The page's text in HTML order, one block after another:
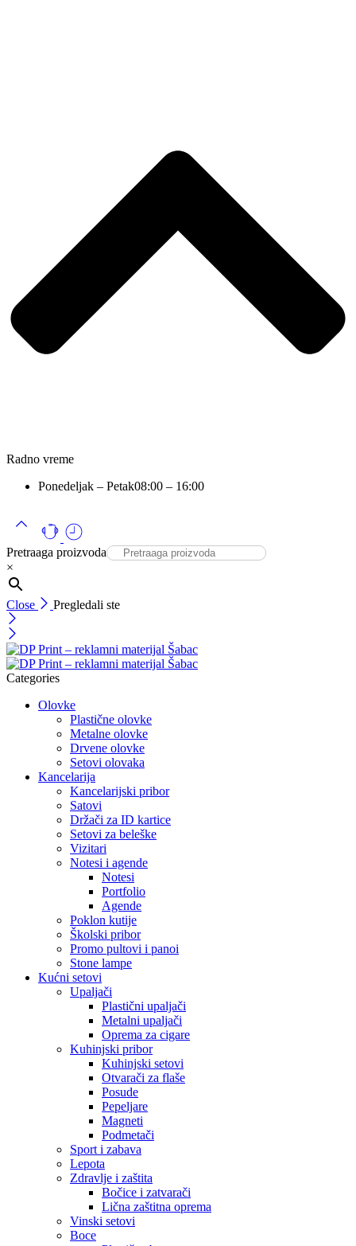
Radno vreme
Ponedeljak – Petak08:00 – 16:00
Pretraaga proizvoda
×
Close Pregledali ste
Categories
Olovke
Plastične olovke
Metalne olovke
Drvene olovke
Setovi olovaka
Kancelarija
Kancelarijski pribor
Satovi
Držači za ID kartice
Setovi za beleške
Vizitari
Notesi i agende
Notesi
Portfolio
Agende
Poklon kutije
Školski pribor
Promo pultovi i panoi
Stone lampe
Kućni setovi
Upaljači
Plastični upaljači
Metalni upaljači
Oprema za cigare
Kuhinjski pribor
Kuhinjski setovi
Otvarači za flaše
Posude
Pepeljare
Magneti
Podmetači
Sport i zabava
Lepota
Zdravlje i zaštita
Bočice i zatvarači
Lična zaštitna oprema
Vinski setovi
Boce